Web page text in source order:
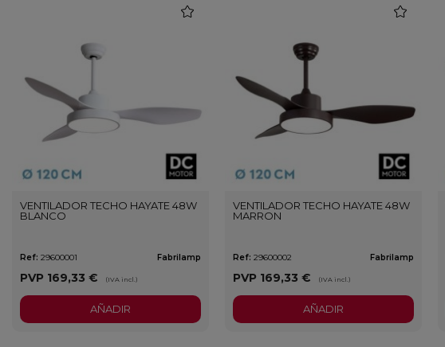
VENTILADOR TECHO HAYATE 48W
BLANCO
Ref: 29600001 Fabrilamp
PVP 169,33 € (IVA incl.)
favorite
AÑADIR
VENTILADOR TECHO HAYATE 48W
MARRON
Ref: 29600002 Fabrilamp
PVP 169,33 € (IVA incl.)
favorite
AÑADIR